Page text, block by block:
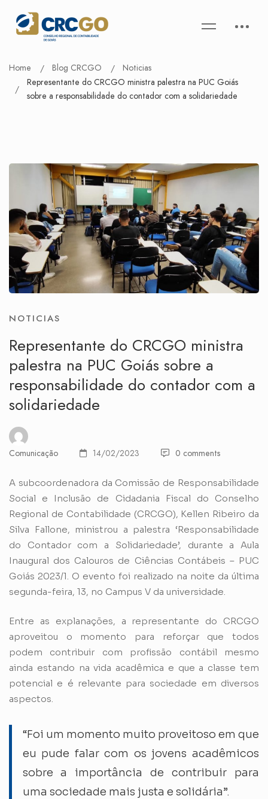
Home Blog CRCGO
Noticias
Representante do CRCGO ministra palestra na PUC Goiás
sobre a responsabilidade do contador com a solidariedade
NOTICIAS
Representante do CRCGO ministra
palestra na PUC Goiás sobre a
responsabilidade do contador com a
solidariedade
Comunicação 14/02/2023 0 comments
A subcoordenadora da Comissão de Responsabilidade
Social e Inclusão de Cidadania Fiscal do Conselho
Regional de Contabilidade (CRCGO), Kellen Ribeiro da
Silva Fallone, ministrou a palestra ‘Responsabilidade
do Contador com a Solidariedade’, durante a Aula
Inaugural dos Calouros de Ciências Contábeis – PUC
Goiás 2023/1. O evento foi realizado na noite da última
segunda-feira, 13, no Campus V da universidade.
Entre as explanações, a representante do CRCGO
aproveitou o momento para reforçar que todos
podem contribuir com profissão contábil mesmo
ainda estando na vida acadêmica e que a classe tem
potencial e é relevante para sociedade em diversos
aspectos.
“Foi um momento muito proveitoso em que
eu pude falar com os jovens acadêmicos
sobre a importância de contribuir para
uma sociedade mais justa e solidária”.